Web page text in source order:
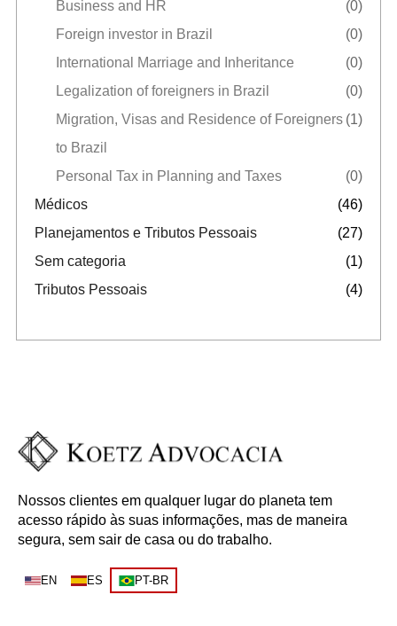
Business and HR
(0)
Foreign investor in Brazil
(0)
International Marriage and Inheritance
(0)
Legalization of foreigners in Brazil
(0)
Migration, Visas and Residence of Foreigners
to Brazil
(1)
Personal Tax in Planning and Taxes
(0)
Médicos
(46)
Planejamentos e Tributos Pessoais
(27)
Sem categoria
(1)
Tributos Pessoais
(4)
Nossos clientes em qualquer lugar do planeta tem
acesso rápido às suas informações, mas de maneira
segura, sem sair de casa ou do trabalho.
EN ES PT-BR